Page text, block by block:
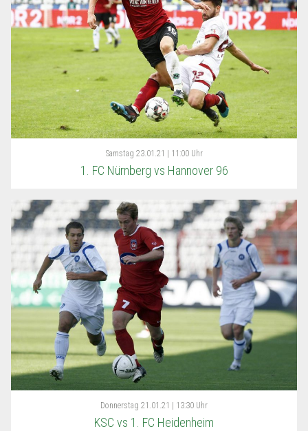
Samstag 23.01.21 | 11:00 Uhr
1. FC Nürnberg vs Hannover 96
Donnerstag 21.01.21 | 13:30 Uhr
KSC vs 1. FC Heidenheim